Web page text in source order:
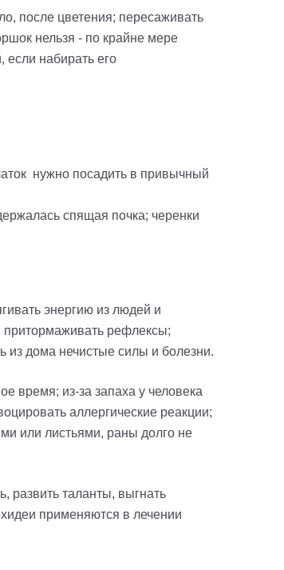
после цветения; пересаживать
нельзя - по крайне мере
набирать его
нужно посадить в привычный
спящая почка; черенки
энергию из людей и
притормаживать рефлексы;
из дома нечистые силы и болезни.
время; из-за запаха у человека
аллергические реакции;
или листьями, раны долго не
развить таланты, выгнать
применяются в лечении